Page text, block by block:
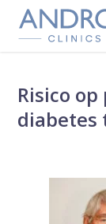
Navigatie
Risico
diabetes